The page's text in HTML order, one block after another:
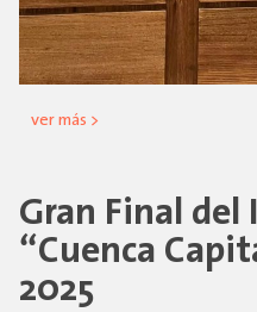
ver más >
Gran Final
“Cuenca
2025